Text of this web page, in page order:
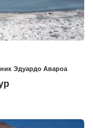
Эдуардо Авароа